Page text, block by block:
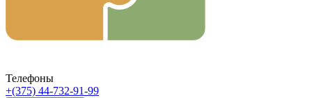
Телефоны
+(375) 44-732-91-99